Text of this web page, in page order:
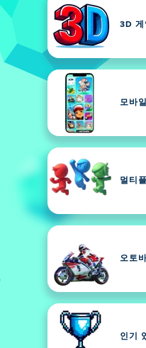
3D 게
모바
멀티
오토
인기